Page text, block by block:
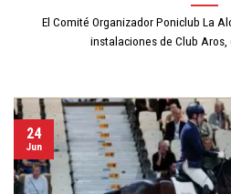
El Comité Organizador Poniclub La
instalaciones de Club Aros,
24
Jun